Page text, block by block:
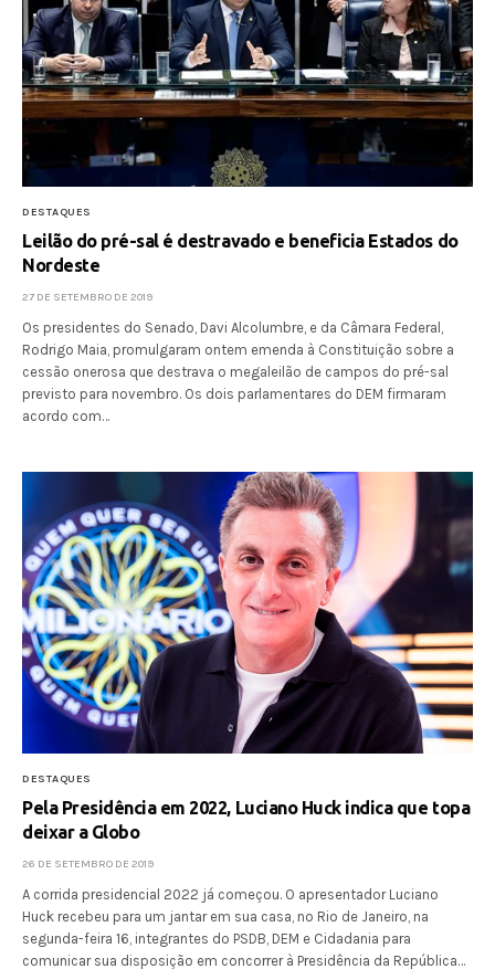
DESTAQUES
Leilão do pré-sal é destravado e beneficia Estados do
Nordeste
27 DE SETEMBRO DE 2019
Os presidentes do Senado, Davi Alcolumbre, e da Câmara Federal,
Rodrigo Maia, promulgaram ontem emenda à Constituição sobre a
cessão onerosa que destrava o megaleilão de campos do pré-sal
previsto para novembro. Os dois parlamentares do DEM firmaram
acordo com…
DESTAQUES
Pela Presidência em 2022, Luciano Huck indica que topa
deixar a Globo
26 DE SETEMBRO DE 2019
A corrida presidencial 2022 já começou. O apresentador Luciano
Huck recebeu para um jantar em sua casa, no Rio de Janeiro, na
segunda-feira 16, integrantes do PSDB, DEM e Cidadania para
comunicar sua disposição em concorrer à Presidência da República…